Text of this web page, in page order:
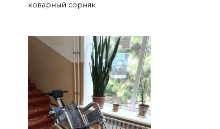
коварный сорняк